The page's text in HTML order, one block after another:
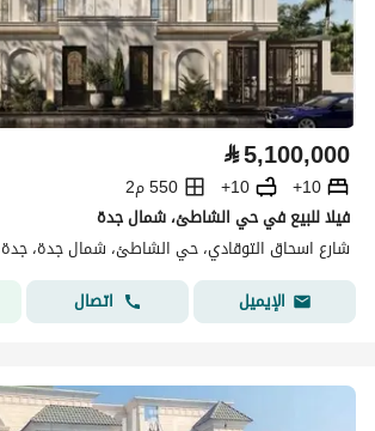
⃁5,100,000
10+
10+
550 م2
فيلا للبيع في حي الشاطئ، شمال جدة
شارع اسحاق التوقادي، حي الشاطئ، شمال جدة، جدة
الإيميل
اتصال